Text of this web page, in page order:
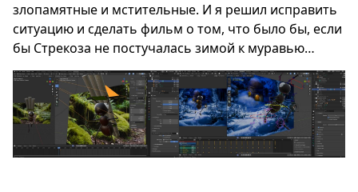
злопамятные и мстительные. И я решил исправить
ситуацию и сделать фильм о том, что было бы, если
бы Стрекоза не постучалась зимой к муравью…